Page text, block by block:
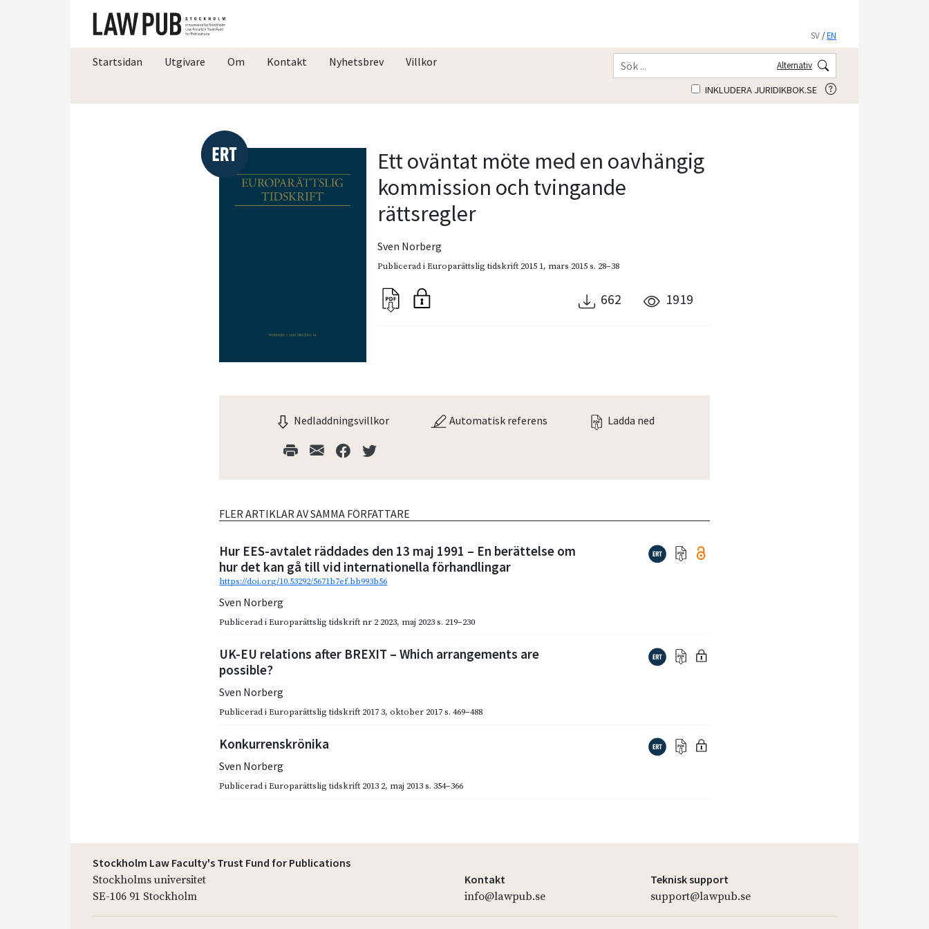
SV /EN
Startsidan Utgivare Om Kontakt Nyhetsbrev Villkor Alternativ
INKLUDERA JURIDIKBOK.SE
Ett oväntat möte med en oavhängig
kommission och tvingande
rättsregler
Sven Norberg
Publicerad iEuroparättslig tidskrift 2015 1, mars 2015s. 28–38
662 1919
Nedladdningsvillkor Automatisk referens Ladda ned
FLER ARTIKLAR AV SAMMA FÖRFATTARE
Hur EES-avtalet räddades den 13 maj 1991 – En berättelse om
hur det kan gå till vid internationella förhandlingar
https://doi.org/10.53292/5671b7ef.bb993b56
Sven Norberg
Publicerad iEuroparättslig tidskrift nr 2 2023, maj 2023 s. 219–230
UK-EU relations after BREXIT – Which arrangements are
possible?
Sven Norberg
Publicerad iEuroparättslig tidskrift 2017 3,oktober 2017 s. 469–488
Konkurrenskrönika
Sven Norberg
Publicerad iEuroparättslig tidskrift 2013 2, maj 2013 s. 354–366
Stockholm Law Faculty's Trust Fund for Publications
Stockholms universitet
SE-106 91 Stockholm
Kontakt
info@lawpub.se
Teknisk support
support@lawpub.se